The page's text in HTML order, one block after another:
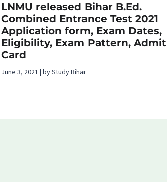
LNMU released Bihar B.Ed.
Combined Entrance Test 2021
Application form, Exam Dates,
Eligibility, Exam Pattern, Admit
Card
June 3, 2021 | by Study Bihar